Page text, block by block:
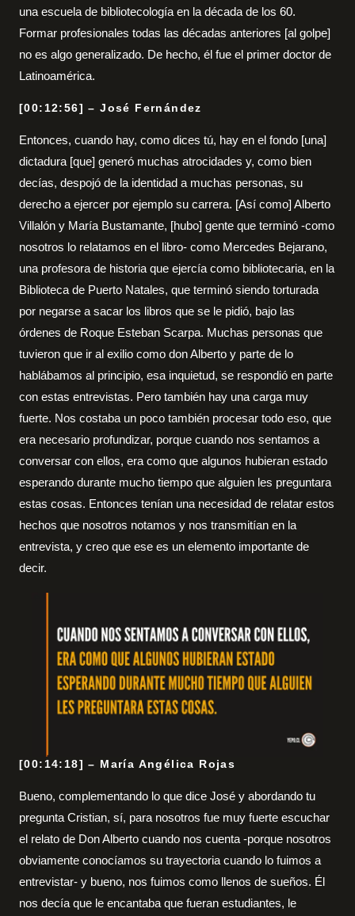
una escuela de bibliotecología en la década de los 60.
Formar profesionales todas las décadas anteriores [al golpe]
no es algo generalizado. De hecho, él fue el primer doctor de
Latinoamérica.
[00:12:56] – José Fernández
Entonces, cuando hay, como dices tú, hay en el fondo [una]
dictadura [que] generó muchas atrocidades y, como bien
decías, despojó de la identidad a muchas personas, su
derecho a ejercer por ejemplo su carrera. [Así como] Alberto
Villalón y María Bustamante, [hubo] gente que terminó -como
nosotros lo relatamos en el libro- como Mercedes Bejarano,
una profesora de historia que ejercía como bibliotecaria, en la
Biblioteca de Puerto Natales, que terminó siendo torturada
por negarse a sacar los libros que se le pidió, bajo las
órdenes de Roque Esteban Scarpa. Muchas personas que
tuvieron que ir al exilio como don Alberto y parte de lo
hablábamos al principio, esa inquietud, se respondió en parte
con estas entrevistas. Pero también hay una carga muy
fuerte. Nos costaba un poco también procesar todo eso, que
era necesario profundizar, porque cuando nos sentamos a
conversar con ellos, era como que algunos hubieran estado
esperando durante mucho tiempo que alguien les preguntara
estas cosas. Entonces tenían una necesidad de relatar estos
hechos que nosotros notamos y nos transmitían en la
entrevista, y creo que ese es un elemento importante de
decir.
[00:14:18] – María Angélica Rojas
Bueno, complementando lo que dice José y abordando tu
pregunta Cristian, sí, para nosotros fue muy fuerte escuchar
el relato de Don Alberto cuando nos cuenta -porque nosotros
obviamente conocíamos su trayectoria cuando lo fuimos a
entrevistar- y bueno, nos fuimos como llenos de sueños. Él
nos decía que le encantaba que fueran estudiantes, le